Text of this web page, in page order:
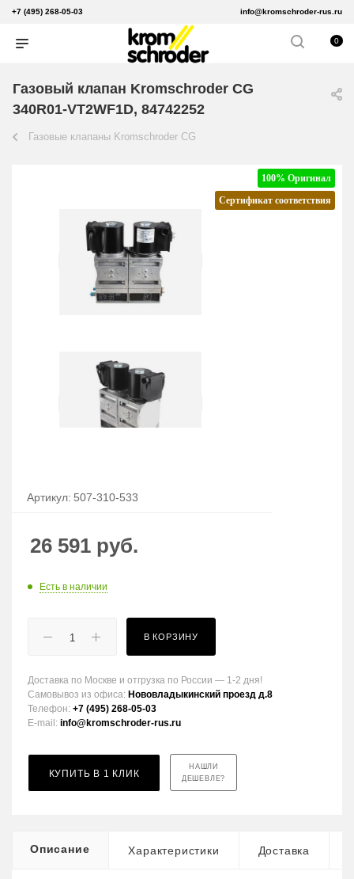
+7 (495) 268-05-03 info@kromschroder-rus.ru
0
Газовый клапан Kromschroder CG
340R01-VT2WF1D, 84742252
Газовые клапаны Kromschroder CG
100% Оригинал
Сертификат соответствия
Артикул: 507-310-533
26 591 руб.
Есть в наличии
В КОРЗИНУ
Доставка по Москве и отгрузка по России — 1-2 дня!
Самовывоз из офиса: Нововладыкинский проезд д.8
Телефон: +7 (495) 268-05-03
E-mail: info@kromschroder-rus.ru
КУПИТЬ В 1 КЛИК
НАШЛИ
ДЕШЕВЛЕ?
Описание Характеристики Доставка